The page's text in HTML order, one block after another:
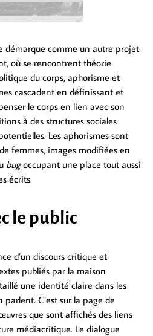
démarque comme un autre projet
où se rencontrent théorie
du corps, aphorisme et
cascadent en définissant et
le corps en lien avec son
à des structures sociales
Les aphorismes sont
femmes, images modifiées en
bugoccupant une place tout aussi
écrits.
le public
d’un discours critique et
publiés par la maison
une identité claire dans les
C’est sur la page de
que sont affichés des liens
médiacritique. Le dialogue